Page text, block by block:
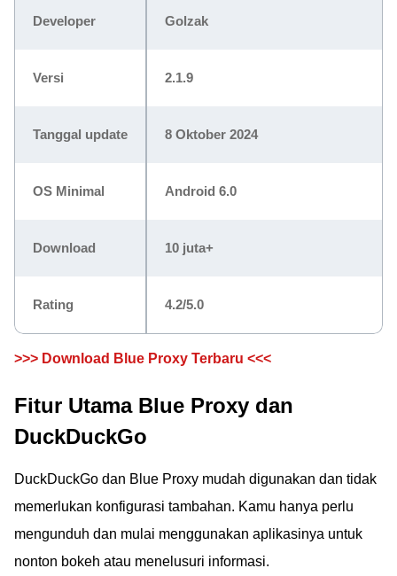
Developer Golzak
Versi 2.1.9
Tanggal update 8 Oktober 2024
OS Minimal Android 6.0
Download 10 juta+
Rating 4.2/5.0
>>> Download Blue Proxy Terbaru <<<
Fitur Utama Blue Proxy dan
DuckDuckGo
DuckDuckGo dan Blue Proxy mudah digunakan dan tidak
memerlukan konfigurasi tambahan. Kamu hanya perlu
mengunduh dan mulai menggunakan aplikasinya untuk
nonton bokeh atau menelusuri informasi.